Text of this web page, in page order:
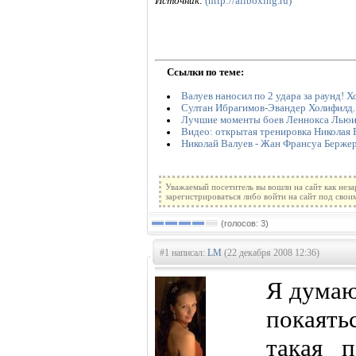
Ссылки по теме:
Валуев наносил по 2 удара за раунд!
Султан Ибрагимов-Эвандер
Лучшие моменты боев Леннокса
Видео: открытая тренировка Николая
Николай Валуев - Жан Франсуа
Уважаемый посетитель вы вошли на сайт как
зарегистрироваться либо войти на сайт под
(голосов: 3)
#1 написал: LM (22 декабря 2008 12:36)
Я
такая